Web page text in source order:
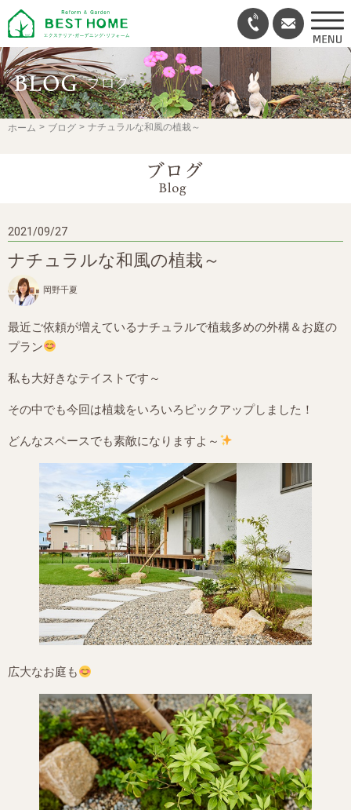
ホーム ブログ ナチュラルな和風の植栽～
2021/09/27
ナチュラルな和風の植栽～
岡野千夏
最近ご依頼が増えているナチュラルで植栽多めの外構＆お庭の
プラン
私も大好きなテイストです～
その中でも今回は植栽をいろいろピックアップしました！
どんなスペースでも素敵になりますよ～
広大なお庭も